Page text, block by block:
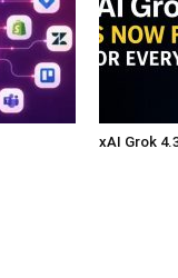
xAI Grok